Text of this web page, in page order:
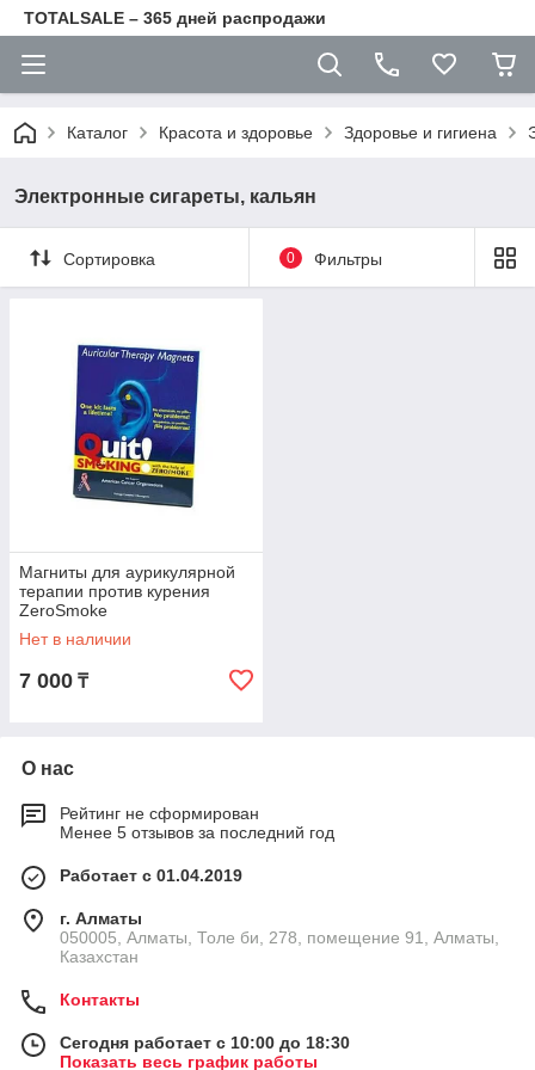
TOTALSALE – 365 дней распродажи
Каталог Красота и здоровье Здоровье и гигиена
Электронные сигареты, кальян
Сортировка 0 Фильтры
Магниты для аурикулярной
терапии против курения
ZeroSmoke
Нет в наличии
7 000 ₸
О нас
Рейтинг не сформирован
Менее 5 отзывов за последний год
Работает с 01.04.2019
г. Алматы
050005, Алматы, Толе би, 278, помещение 91, Алматы,
Казахстан
Контакты
Сегодня работает с 10:00 до 18:30
Показать весь график работы